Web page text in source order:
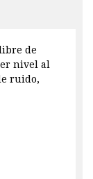
de
nivel al
ruido,